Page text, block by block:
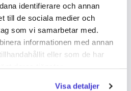
identifierare och annan
till de sociala medier och
som vi samarbetar med.
informationen med annan
eller som de har
Visa detaljer